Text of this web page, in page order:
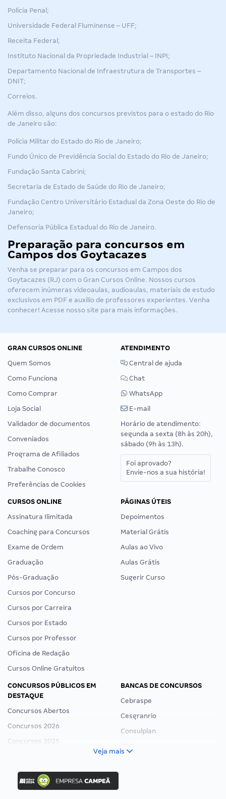
Polícia Penal;
Universidade Federal Fluminense – UFF;
Receita Federal;
Instituto Nacional da Propriedade Industrial – INPI;
Departamento Nacional de Infraestrutura de Transportes –
DNIT;
Correios.
Além disso, alguns dos concursos previstos para o estado do Rio
de Janeiro são:
Polícia Militar do Estado do Rio de Janeiro;
Fundo Único de Previdência Social do Estado do Rio de Janeiro;
Fundação Santa Cabrini;
Secretaria de Estado de Saúde do Rio de Janeiro;
Fundação Centro Universitário Estadual da Zona Oeste do Rio de
Janeiro;
Defensoria Pública Estadual do Rio de Janeiro.
Preparação para concursos em
Campos dos Goytacazes
Venha se preparar para os concursos em Campos dos
Goytacazes (RJ) com o Gran Cursos Online. Nossos cursos
oferecem inúmeras videoaulas, audioaulas, materiais de estudo
exclusivos em PDF e auxílio de professores experientes. Venha
conhecer! Acesse nosso site para mais informações.
GRAN CURSOS ONLINE
Quem Somos
Como Funciona
Como Comprar
Loja Social
Validador de documentos
Conveniados
Programa de Afiliados
Trabalhe Conosco
Preferências de Cookies
ATENDIMENTO
Central de ajuda
Chat
WhatsApp
E-mail
Horário de atendimento:
segunda a sexta (8h às 20h),
sábado (9h às 13h).
Foi aprovado?
Envie-nos a sua história!
CURSOS ONLINE
Assinatura Ilimitada
Coaching para Concursos
Exame de Ordem
Graduação
Pós-Graduação
Cursos por Concurso
Cursos por Carreira
Cursos por Estado
Cursos por Professor
Oficina de Redação
Cursos Online Gratuitos
PÁGINAS ÚTEIS
Depoimentos
Material Grátis
Aulas ao Vivo
Aulas Grátis
Sugerir Curso
CONCURSOS PÚBLICOS EM
DESTAQUE
Concursos Abertos
Concursos 2026
Concursos 2025
Concurso Ibama
Concurso MPU
BANCAS DE CONCURSOS
Cebraspe
Cesgranrio
Consulplan
Veja mais